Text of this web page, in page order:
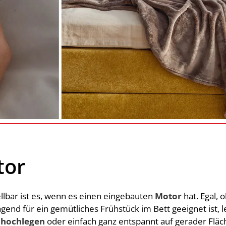
ist es, wenn es einen eingebauten Motor hat. Egal,
für ein gemütliches Frühstück im Bett geeignet ist,
oder einfach ganz entspannt auf gerader